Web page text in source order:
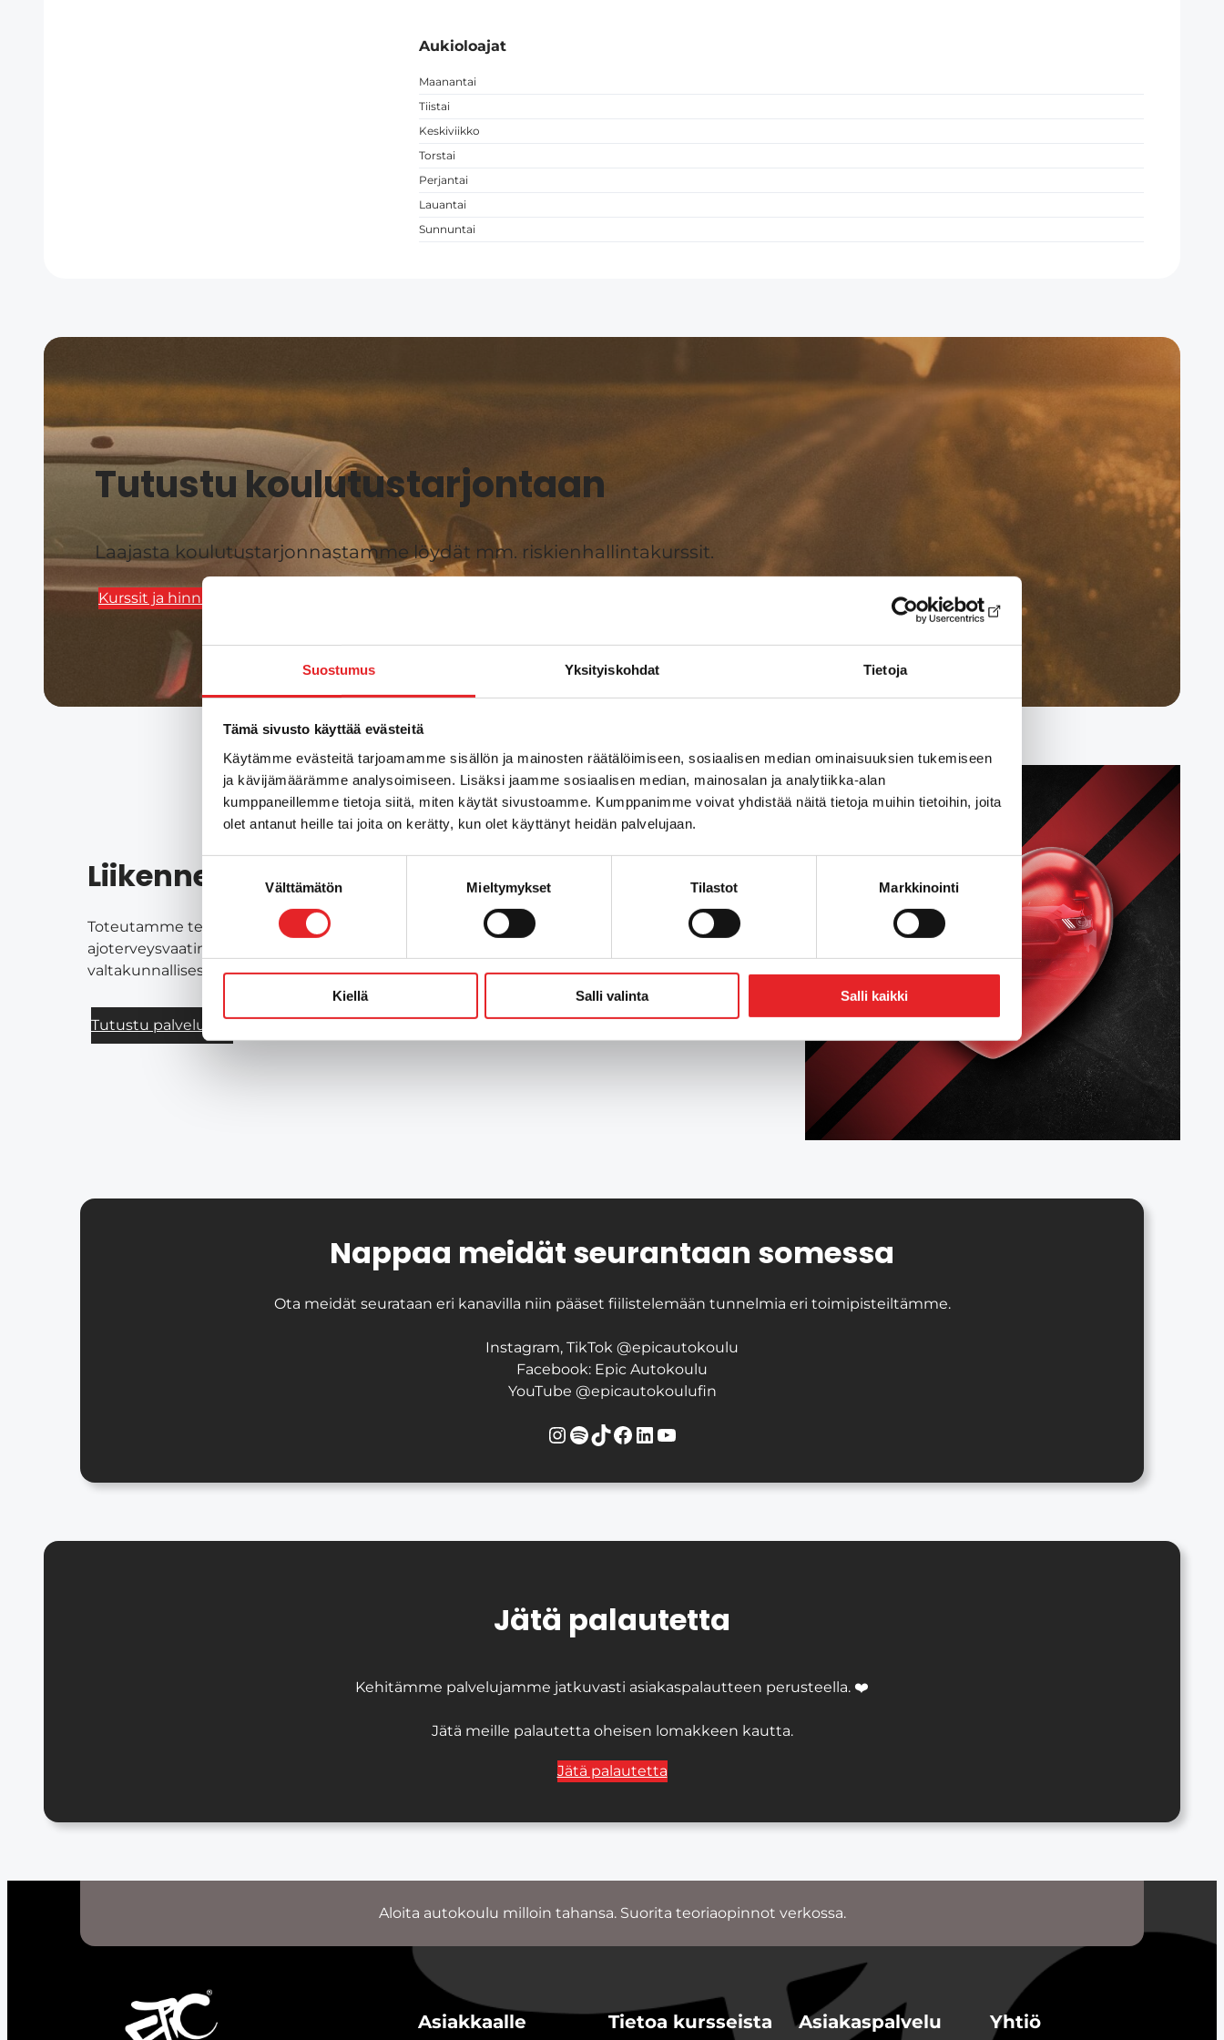
Suostumus Yksityiskohdat Tietoja
Tämä sivusto käyttää evästeitä
Käytämme evästeitä tarjoamamme sisällön ja mainosten räätälöimiseen, sosiaalisen median ominaisuuksien tukemiseen
ja kävijämäärämme analysoimiseen. Lisäksi jaamme sosiaalisen median, mainosalan ja analytiikka-alan
kumppaneillemme tietoja siitä, miten käytät sivustoamme. Kumppanimme voivat yhdistää näitä tietoja muihin tietoihin, joita
olet antanut heille tai joita on kerätty, kun olet käyttänyt heidän palvelujaan.
valinta
Välttämätön Mieltymykset Tilastot Markkinointi
Kiellä Salli valinta Salli kaikki
Aukioloajat
Maanantai
Tiistai
Keskiviikko
Torstai
Perjantai
Lauantai
Sunnuntai
Tutustu koulutustarjontaan​
Laajasta koulutustarjonnastamme löydät mm. riskienhallintakurssit.
Kurssit ja hinnat
Liikenneterveyden palvelut
Toteutamme terveysperusteisia ajokyvyn arviointeja ryhmä 1 ja ryhmä 2
ajoterveysvaatimusten mukaisesti, sekä muuta ajoterveyteen liittyvää koulutusta
valtakunnallisesti Liikenneterveys Oy:n kanssa.
Tutustu palveluihin
Nappaa meidät seurantaan somessa
Ota meidät seurataan eri kanavilla niin pääset fiilistelemään tunnelmia eri toimipisteiltämme.
Instagram, TikTok @epicautokoulu
Facebook: Epic Autokoulu
YouTube @epicautokoulufin
Instagram
Spotify
TikTok
Facebook
LinkedIn
YouTube
Jätä palautetta
Kehitämme palvelujamme jatkuvasti asiakaspalautteen perusteella. ❤️
Jätä meille palautetta oheisen lomakkeen kautta.
Jätä palautetta
Aloita autokoulu milloin tahansa. Suorita teoriaopinnot verkossa.
Asiakkaalle Tietoa kursseista Asiakaspalvelu Yhtiö